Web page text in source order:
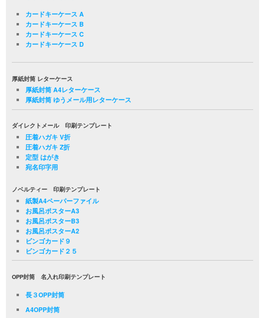
カードキーケース A
カードキーケース B
カードキーケース C
カードキーケース D
厚紙封筒 レターケース
厚紙封筒 A4レターケース
厚紙封筒 ゆうメール用レターケース
ダイレクトメール 印刷テンプレート
圧着ハガキ V折
圧着ハガキ Z折
定型 はがき
宛名印字用
ノベルティー 印刷テンプレート
紙製A4ペーパーファイル
お風呂ポスターA3
お風呂ポスターB3
お風呂ポスターA2
ビンゴカード９
ビンゴカード２５
OPP封筒 名入れ印刷テンプレート
長３OPP封筒
A4OPP封筒